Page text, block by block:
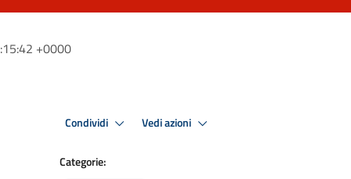
+0000
Condividi Vedi azioni
Categorie: